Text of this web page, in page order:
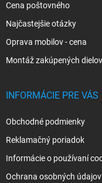
Cena poštovného
Najčastejšie otázky
Oprava mobilov - cena
Montáž zakúpených dielov
INFORMÁCIE PRE VÁS
Obchodné podmienky
Reklamačný poriadok
Informácie o používaní
Ochrana osobných údajov